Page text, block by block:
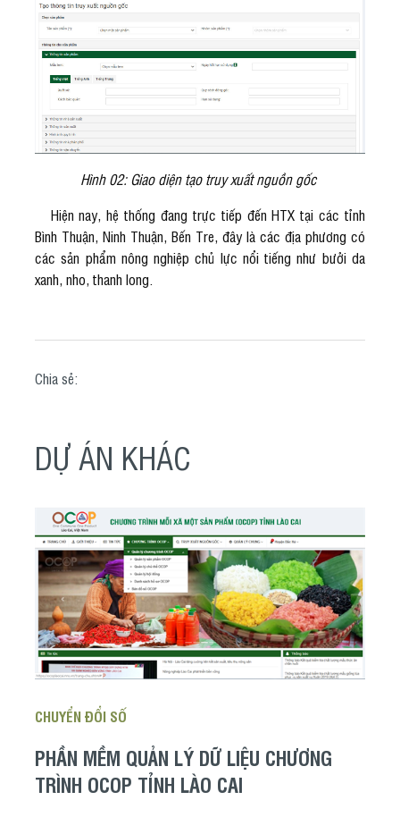
Hình 02: Giao diện tạo truy xuất nguồn gốc
Hiện nay, hệ thống đang trực tiếp đến HTX tại các tỉnh
Bình Thuận, Ninh Thuận, Bến Tre, đây là các địa phương có
các sản phẩm nông nghiệp chủ lực nổi tiếng như bưởi da
xanh, nho, thanh long.
Chia sẻ:
DỰ ÁN KHÁC
CHUYỂN ĐỔI SỐ
PHẦN MỀM QUẢN LÝ DỮ LIỆU CHƯƠNG
TRÌNH OCOP TỈNH LÀO CAI